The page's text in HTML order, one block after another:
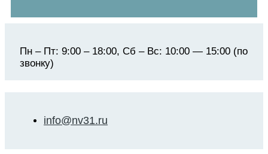
Пн – Пт: 9:00 – 18:00, Сб – Вс: 10:00 — 15:00 (по
звонку)
info@nv31.ru